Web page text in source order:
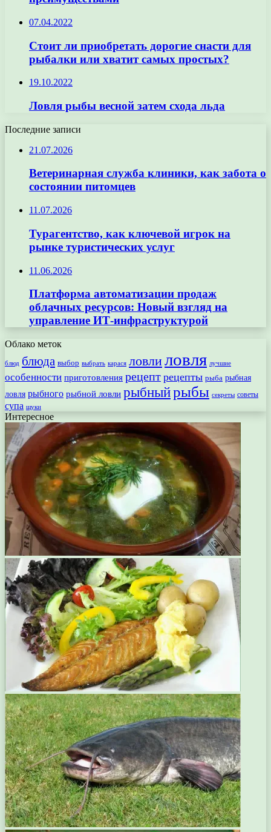
07.04.2022
Стоит ли приобретать дорогие снасти для
рыбалки или хватит самых простых?
19.10.2022
Ловля рыбы весной затем схода льда
Последние записи
21.07.2026
Ветеринарная служба клиники, как забота о
состоянии питомцев
11.07.2026
Турагентство, как ключевой игрок на
рынке туристических услуг
11.06.2026
Платформа автоматизации продаж
облачных ресурсов: Новый взгляд на
управление ИТ-инфраструктурой
Облако меток
блюд блюда выбор выбрать карася ловлиловля лучшие
особенности приготовления рецепт рецепты рыба рыбная
ловля рыбного рыбной ловли рыбныйрыбы секреты советы
супа щуки
Интересное